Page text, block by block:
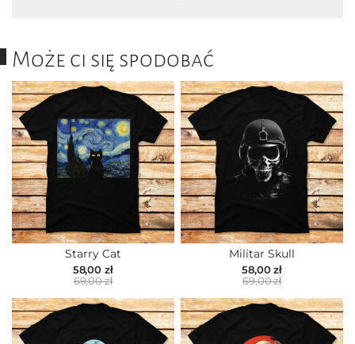
Może ci się spodobać
Starry Cat
58,00 zł
69,00 zł
Militar Skull
58,00 zł
69,00 zł